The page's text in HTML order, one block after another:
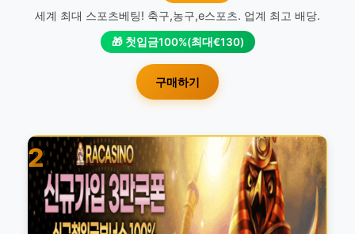
세계 최대 스포츠베팅! 축구,농구,e스포츠. 업계 최고 배당.
🎁 첫입금100%(최대€130)
구매하기
2